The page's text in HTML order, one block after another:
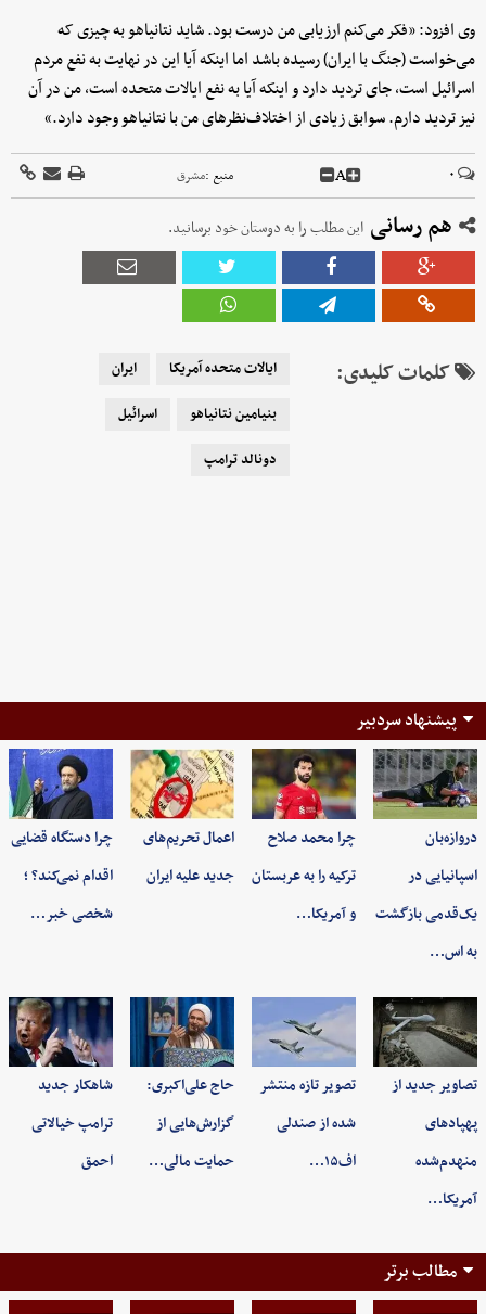
وی افزود: «فکر می‌کنم ارزیابی من درست بود. شاید نتانیاهو به چیزی که
می‌خواست (جنگ با ایران) رسیده باشد اما اینکه آیا این در نهایت به نفع مردم
اسرائیل است، جای تردید دارد و اینکه آیا به نفع ایالات متحده است، من در آن
نیز تردید دارم. سوابق زیادی از اختلاف‌نظرهای من با نتانیاهو وجود دارد.»
۰ A منبع :مشرق
هم رسانی این مطلب را به دوستان خود برسانید.
کلمات کلیدی: ایالات متحده آمریکا
ایران
بنیامین نتانیاهو
اسرائیل
دونالد ترامپ
پیشنهاد سردبیر
دروازه‌بان
اسپانیایی در
یک‌قدمی بازگشت
به اس…
چرا محمد صلاح
ترکیه را به عربستان
و آمریکا…
اعمال تحریم‌های
جدید علیه ایران
چرا دستگاه قضایی
اقدام نمی‌کند؟ ؛
شخصی خبر…
تصاویر جدید از
پهپادهای
منهدم‌شده
آمریکا…
تصویر تازه منتشر
شده از صندلی
اف۱۵…
حاج علی‌اکبری:
گزارش‌هایی از
حمایت مالی…
شاهکار جدید
ترامپ خیالاتی
احمق
مطالب برتر